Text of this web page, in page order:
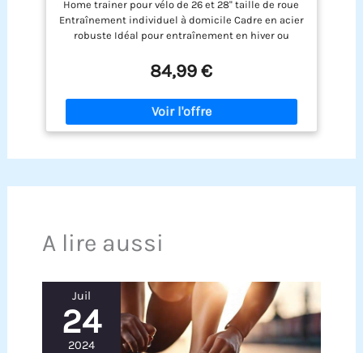
Home trainer pour vélo de 26 et 28'' taille de roue
Entraînement individuel à domicile Cadre en acier
robuste Idéal pour entraînement en hiver ou
84,99 €
A lire aussi
Juil
24
2024